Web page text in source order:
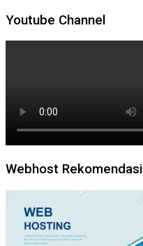
Youtube Channel
Webhost Rekomendasi